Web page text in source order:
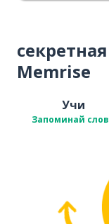
Memrise
Учи
Запоминай